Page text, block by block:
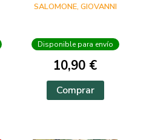
SALOMONE, GIOVANNI
Disponible para envío
10,90 €
Comprar